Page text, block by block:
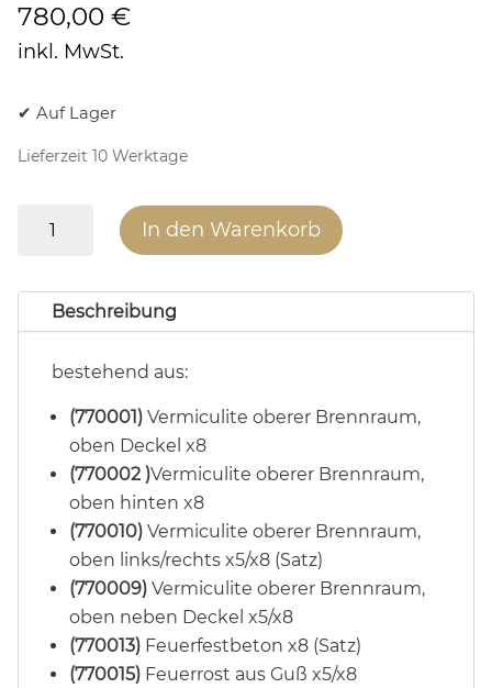
780,00 €
inkl. MwSt.
✔ Auf Lager
Lieferzeit 10 Werktage
komplett
In den Warenkorb
Beschreibung
bestehend aus:
(770001) Vermiculite oberer Brennraum,
oben Deckel x8
(770002 )Vermiculite oberer Brennraum,
oben hinten x8
(770010) Vermiculite oberer Brennraum,
oben links/rechts x5/x8 (Satz)
(770009) Vermiculite oberer Brennraum,
oben neben Deckel x5/x8
(770013) Feuerfestbeton x8 (Satz)
(770015) Feuerrost aus Guß x5/x8